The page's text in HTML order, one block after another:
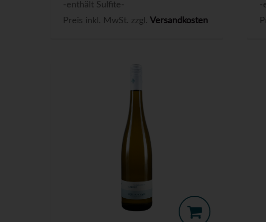
-enthält Sulfite-
Preis inkl. MwSt. zzgl. Versandkosten
-